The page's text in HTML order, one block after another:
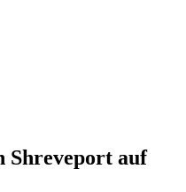
Shreveport auf